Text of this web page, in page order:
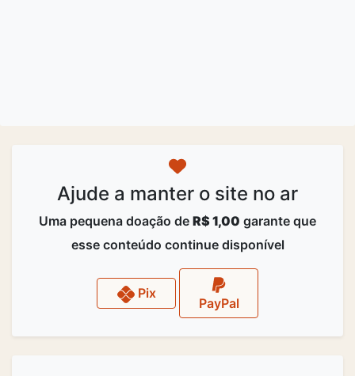
Ajude a manter o site no ar
Uma pequena doação de R$ 1,00 garante que
esse conteúdo continue disponível
Pix
PayPal